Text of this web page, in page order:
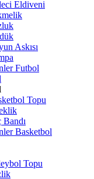
Eldiveni
Askısı
Futbol
Topu
Bandı
Basketbol
Topu